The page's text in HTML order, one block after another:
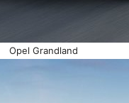
Opel Grandland